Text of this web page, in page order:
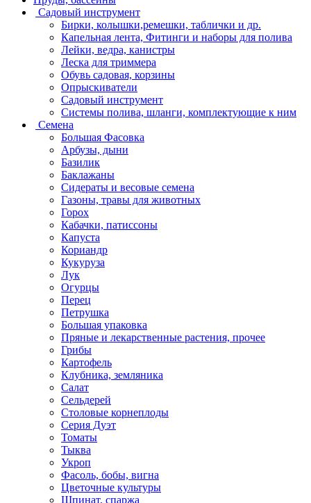
Садовый инструмент
Бирки, колышки,ремешки, таблички и др.
Капельная лента, Фитинги и наборы для полива
Лейки, ведра, канистры
Леска для триммера
Обувь садовая, корзины
Опрыскиватели
Садовый инструмент
Системы полива, шланги, комплектующие к ним
Семена
Большая Фасовка
Арбузы, дыни
Базилик
Баклажаны
Сидераты и весовые семена
Газоны, травы для животных
Горох
Кабачки, патиссоны
Капуста
Кориандр
Кукуруза
Лук
Огурцы
Перец
Петрушка
Большая упаковка
Пряные и лекарственные растения, прочее
Грибы
Картофель
Клубника, земляника
Салат
Сельдерей
Столовые корнеплоды
Серия Дуэт
Томаты
Тыква
Укроп
Фасоль, бобы, вигна
Цветочные культуры
Шпинат, спаржа